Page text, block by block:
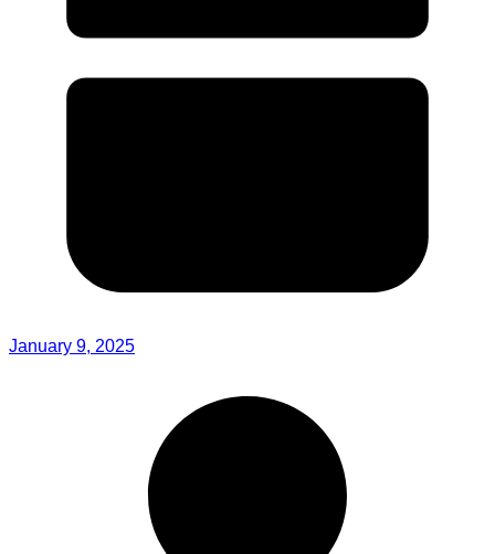
January 9, 2025